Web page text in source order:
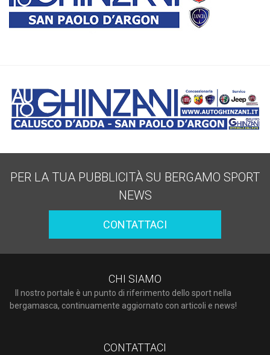
PER LA TUA PUBBLICITÀ SU BERGAMO SPORT
NEWS
CONTATTACI
CHI SIAMO
Il nostro portale è un punto di riferimento dello sport nella
bergamasca, continuamente aggiornato con articoli e news!
CONTATTACI